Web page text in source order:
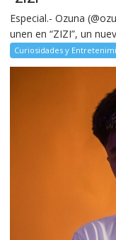
Especial.- Ozuna
unen en “ZIZI”, un
Curiosidades y